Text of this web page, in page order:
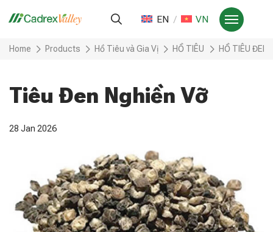
EN VN
Home Products Hồ Tiêu và Gia Vị HỒ TIÊU HỒ TIÊU ĐEN
Tiêu Đen Nghiền Vỡ
28 Jan 2026